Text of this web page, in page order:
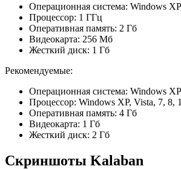
Операционная система: Windows
Процессор: 1 ГГц
Оперативная память: 2 Гб
Видеокарта: 256 Мб
Жесткий диск: 1 Гб
Рекомендуемые:
Операционная система: Windows
Процессор: Windows XP, Vista, 7, 8,
Оперативная память: 4 Гб
Видеокарта: 1 Гб
Жесткий диск: 2 Гб
Скриншоты Kalaban